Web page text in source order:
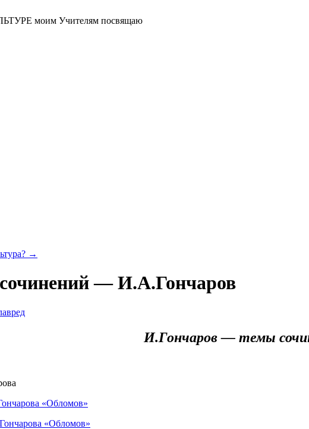
моим Учителям посвящаю
→
— И.А.Гончаров
И.Гончаров — темы
«Обломов»
«Обломов»